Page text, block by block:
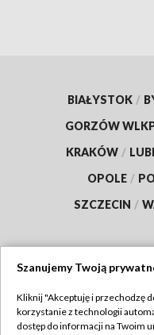
BIAŁYSTOK /
GORZÓW
KRAKÓW /
OPOLE /
SZCZECIN /
Szanujemy Twoją
Kliknij "Akceptuję i przechodzę
korzystanie z technologii
dostęp do informacji na Twoim